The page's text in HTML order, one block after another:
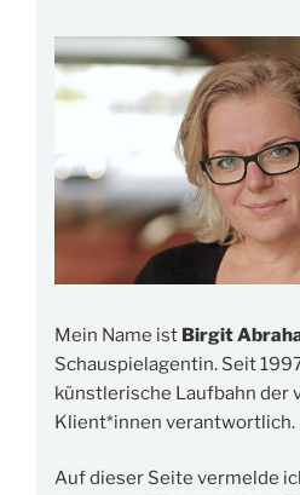
Mein Name ist Birgit
Schauspielagentin. Seit
künstlerische Laufbahn der
Klient*innen verantwortlich.
Auf dieser Seite vermelde